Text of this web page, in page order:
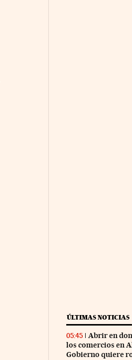
ÚLTIMAS NOTICIAS
05:45
Abrir en
los comercios en
Gobierno quiere